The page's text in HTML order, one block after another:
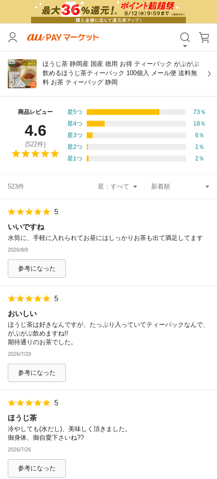
ほうじ茶 静岡産 国産 徳用 お得 ティーバック がぶがぶ
飲めるほうじ茶ティーパック 100個入 メール便 送料無
料 お茶 ティーバッグ 静岡
商品レビュー
4.6
(522件)
星5つ 73％
星4つ
18％
星3つ
6 ％
星2つ
1 ％
星1つ
2 ％
523件 星：
5
いいですね
水筒に、手軽に入れられてお昼にはしっかりお茶も出て満足してます
2026/8/8
参考になった
5
おいしい
ほうじ茶は好きなんですが、たっぷり入っていてティーパックなんで、
がぶがぶ飲めますね!!
期待通りのお茶でした。
2026/7/29
参考になった
5
ほうじ茶
冷やしても(水だし)、美味しく頂きました。
御身体、御自愛下さいね??
2026/7/26
参考になった
カテゴリ すべて
価格 すべて
支払い方法
その他の条件
送料無料
Pontaパス特典対象すべて
除外ワード